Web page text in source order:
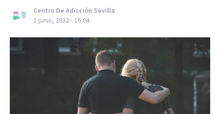
Centro De Adicción Sevilla
1 junio, 2022 - 16:04